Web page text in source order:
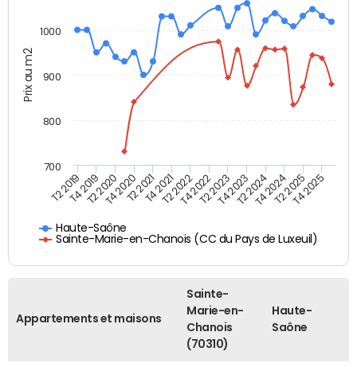
Prix au m2
Haute-Saône
Sainte-Marie-en-Chanois (CC du Pays de Luxeuil)
T2 2019T4 2019T2 2020T4 2020T2 2021T4 2021T2 2022T4 2022T2 2023T4 2023T2 2024T4 2024T2 2025T4 2025
700
800
900
1000
Appartements et maisons
Sainte-
Marie-en-
Chanois
(70310)
Haute-
Saône